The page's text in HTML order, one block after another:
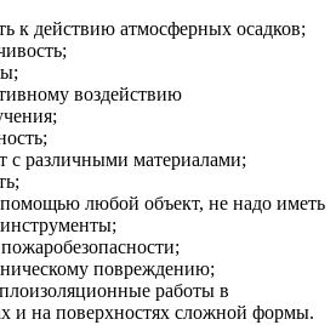
к действию атмосферных осадков;
воздействию
с различными материалами;
помощью любой объект, не надо иметь
повреждению;
работы в
и на поверхностях сложной формы.